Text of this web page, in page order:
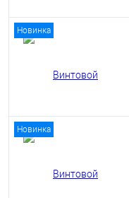
Новинка
Новинка